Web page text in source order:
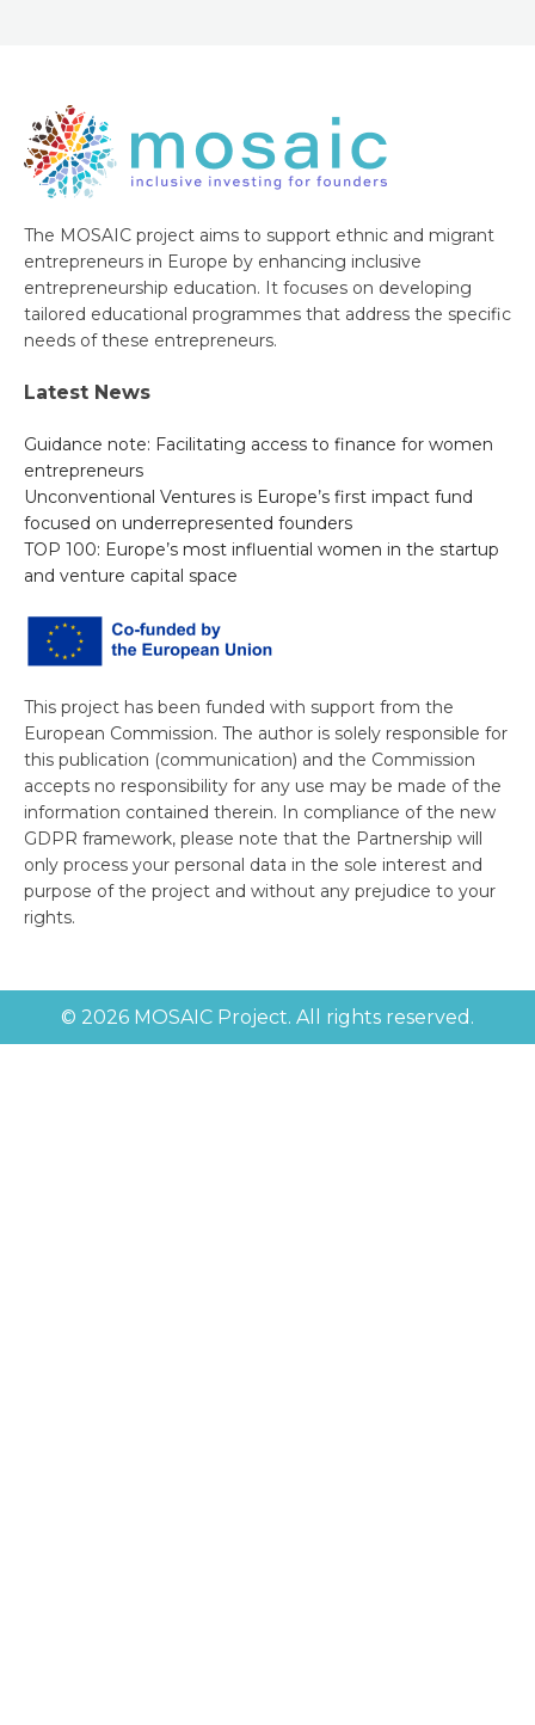
The MOSAIC project aims to support ethnic and migrant
entrepreneurs in Europe by enhancing inclusive
entrepreneurship education. It focuses on developing
tailored educational programmes that address the specific
needs of these entrepreneurs.
Latest News
Guidance note: Facilitating access to finance for women
entrepreneurs
Unconventional Ventures is Europe’s first impact fund
focused on underrepresented founders
TOP 100: Europe’s most influential women in the startup
and venture capital space
This project has been funded with support from the
European Commission. The author is solely responsible for
this publication (communication) and the Commission
accepts no responsibility for any use may be made of the
information contained therein. In compliance of the new
GDPR framework, please note that the Partnership will
only process your personal data in the sole interest and
purpose of the project and without any prejudice to your
rights.
© 2026 MOSAIC Project. All rights reserved.